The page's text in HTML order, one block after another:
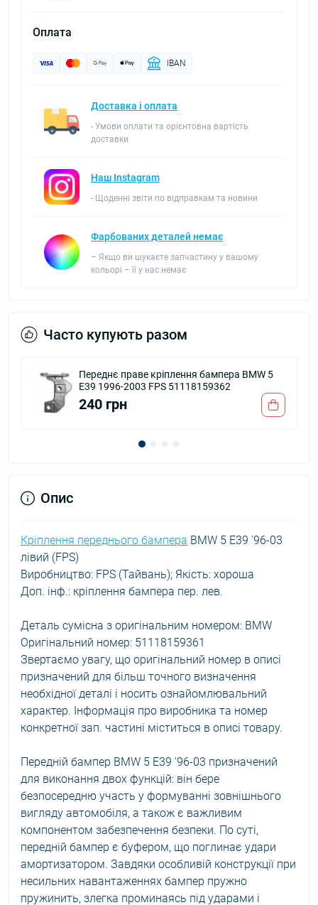
Оплата
IBAN
Доставка і оплата
- Умови оплати та орієнтовна вартість
доставки
Наш Instagram
- Щоденні звіти по відправкам та новини
Фарбованих деталей немає
– Якщо ви шукаєте запчастину у вашому
кольорі – її у нас немає
Часто купують разом
BMW 5
Протитуманна фара BMW 5 E39
гладка DEPO 63178360575
Опис
Кріплення переднього бампера BMW 5 E39 '96-03
лівий (FPS)
Виробництво: FPS (Тайвань); Якість: хороша
Доп. інф.: кріплення бампера пер. лев.
Деталь сумісна з оригінальним номером: BMW
Оригінальний номер: 51118159361
Звертаємо увагу, що оригінальний номер в описі
призначений для більш точного визначення
необхідної деталі і носить ознайомлювальний
характер. Інформація про виробника та номер
конкретної зап. частині міститься в описі товару.
Передній бампер BMW 5 E39 '96-03 призначений
для виконання двох функцій: він бере
безпосередню участь у формуванні зовнішнього
вигляду автомобіля, а також є важливим
компонентом забезпечення безпеки. По суті,
передній бампер є буфером, що поглинає удари
амортизатором. Завдяки особливій конструкції при
несильних навантаженнях бампер пружно
пружинить, злегка проминаясь під ударами і